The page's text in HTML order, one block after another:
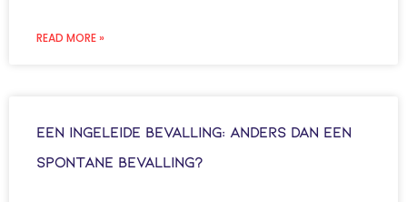
READ MORE »
Een ingeleide bevalling: anders dan een
spontane bevalling?